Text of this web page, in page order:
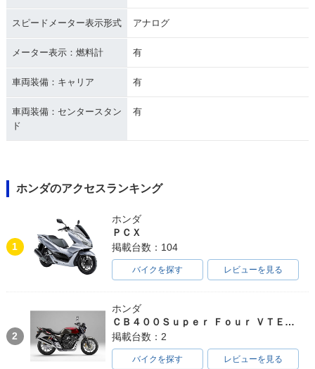
スピードメーター表示形式 アナログ
メーター表示：燃料計 有
車両装備：キャリア 有
車両装備：センタースタン
ド
有
ホンダのアクセスランキング
1
ホンダ
ＰＣＸ
掲載台数：104
バイクを探す レビューを見る
2
ホンダ
ＣＢ４００Ｓｕｐｅｒ Ｆｏｕｒ ＶＴＥＣ ＳＰＥＣ３
掲載台数：2
バイクを探す レビューを見る